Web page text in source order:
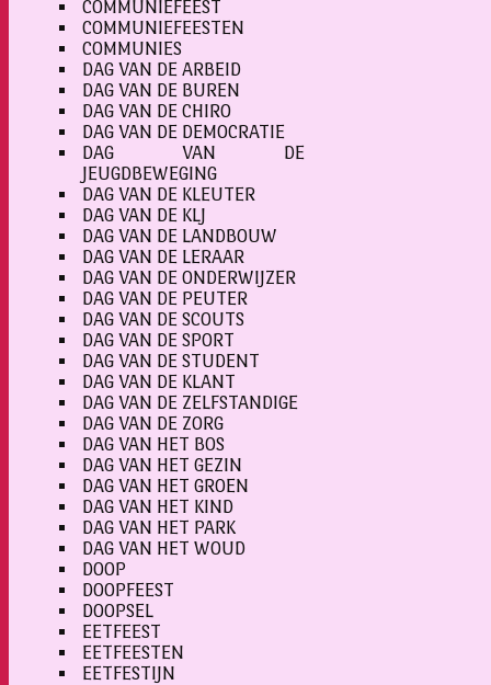
COMMUNIEFEEST
COMMUNIEFEESTEN
COMMUNIES
DAG VAN DE ARBEID
DAG VAN DE BUREN
DAG VAN DE CHIRO
DAG VAN DE DEMOCRATIE
DAG VAN DE
JEUGDBEWEGING
DAG VAN DE KLEUTER
DAG VAN DE KLJ
DAG VAN DE LANDBOUW
DAG VAN DE LERAAR
DAG VAN DE ONDERWIJZER
DAG VAN DE PEUTER
DAG VAN DE SCOUTS
DAG VAN DE SPORT
DAG VAN DE STUDENT
DAG VAN DE KLANT
DAG VAN DE ZELFSTANDIGE
DAG VAN DE ZORG
DAG VAN HET BOS
DAG VAN HET GEZIN
DAG VAN HET GROEN
DAG VAN HET KIND
DAG VAN HET PARK
DAG VAN HET WOUD
DOOP
DOOPFEEST
DOOPSEL
EETFEEST
EETFEESTEN
EETFESTIJN